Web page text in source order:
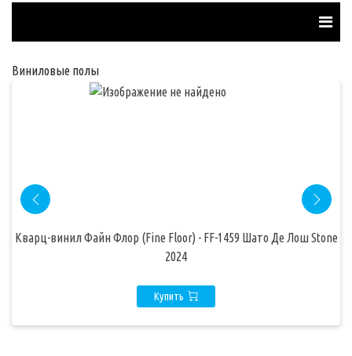
Виниловые полы
Кварц-винил Файн Флор (Fine Floor) - FF-1459 Шато Де Лош Stone
2024
Купить